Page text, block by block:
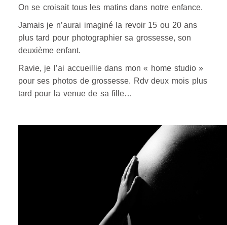
On se croisait tous les matins dans notre enfance.
Jamais je n’aurai imaginé la revoir 15 ou 20 ans
plus tard pour photographier sa grossesse, son
deuxième enfant.
Ravie, je l’ai accueillie dans mon « home studio »
pour ses photos de grossesse. Rdv deux mois plus
tard pour la venue de sa fille…